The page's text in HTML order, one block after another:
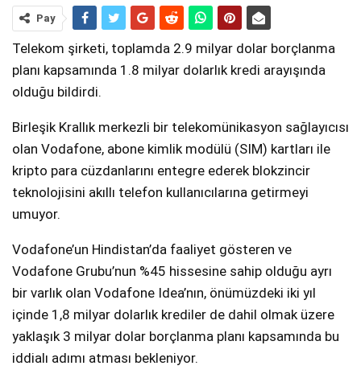
Pay
Telekom şirketi, toplamda 2.9 milyar dolar borçlanma
planı kapsamında 1.8 milyar dolarlık kredi arayışında
olduğu bildirdi.
Birleşik Krallık merkezli bir telekomünikasyon sağlayıcısı
olan Vodafone, abone kimlik modülü (SIM) kartları ile
kripto para cüzdanlarını entegre ederek blokzincir
teknolojisini akıllı telefon kullanıcılarına getirmeyi
umuyor.
Vodafone’un Hindistan’da faaliyet gösteren ve
Vodafone Grubu’nun %45 hissesine sahip olduğu ayrı
bir varlık olan Vodafone Idea’nın, önümüzdeki iki yıl
içinde 1,8 milyar dolarlık krediler de dahil olmak üzere
yaklaşık 3 milyar dolar borçlanma planı kapsamında bu
iddialı adımı atması bekleniyor.